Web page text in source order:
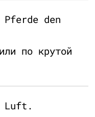
den
по крутой
Luft.